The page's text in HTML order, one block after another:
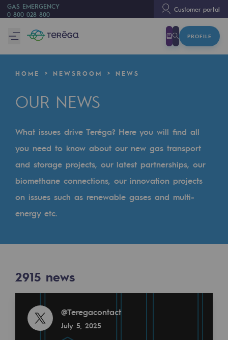
GAS EMERGENCY
0 800 028 800
Customer portal
PROFILE
We are
Teréga
Accelerator of energy transition
A local and European network
An adaptive and open organisation
An adaptive and open
Our culture and values
A certified organisation
Our organisation
Our organisation
HOME NEWSROOM NEWS
OUR NEWS
What issues drive Teréga? Here you will find all
you need to know about our new gas transport
and storage projects, our latest partnerships, our
biomethane connections, our innovation projects
on issues such as renewable gases and multi-
energy etc.
2915 NEWS
2915 news
@Teregacontact
July 5, 2025